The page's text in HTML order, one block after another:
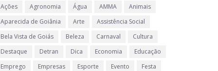
Ações Agronomia Água AMMA
Animais
Aparecida de Goiânia
Arte
Assistência Social
Bela Vista de Goiás
Beleza Carnaval
Cultura
Destaque
Detran Dica Economia
Educação
Emprego
Empresas Esporte Evento
Festa